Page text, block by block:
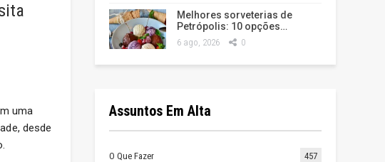
uma
desde
Melhores sorveterias de
Petrópolis: 10 opções…
6 ago, 2026 0
Assuntos Em Alta
O Que Fazer 457